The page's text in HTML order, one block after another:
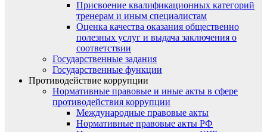
Присвоение квалификационных категорий
тренерам и иным специалистам
Оценка качества оказания общественно
полезных услуг и выдача заключения о
соответствии
Государственные задания
Государственные функции
Противодействие коррупции
Нормативные правовые и иные акты в сфере
противодействия коррупции
Международные правовые акты
Нормативные правовые акты РФ